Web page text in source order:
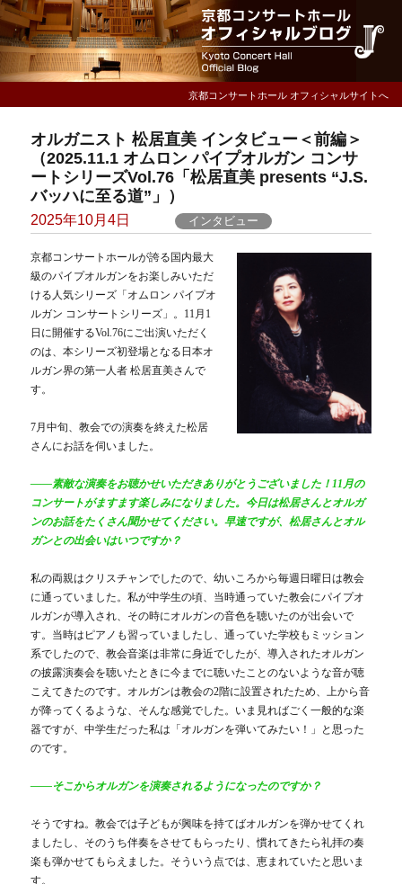
京都コンサートホール オフィシャルサイトへ
オルガニスト 松居直美 インタビュー＜前編＞
（2025.11.1 オムロン パイプオルガン コンサ
ートシリーズVol.76「松居直美 presents “J.S.
バッハに至る道”」）
Posted
2025年10月4日 インタビュー
京都コンサートホールが誇る国内最大
級のパイプオルガンをお楽しみいただ
ける人気シリーズ「オムロン パイプオ
ルガン コンサートシリーズ」。 11月1
日に開催するVol.76にご出演いただく
のは、本シリーズ初登場となる日本オ
ルガン界の第一人者 松居直美さんで
す。
7月中旬、教会での演奏を終えた松居
さんにお話を伺いました。
――素敵な演奏をお聴かせいただきありがとうございました！11月の
コンサートがますます楽しみになりました。今日は松居さんとオルガ
ンのお話をたくさん聞かせてください。早速ですが、松居さんとオル
ガンとの出会いはいつですか？
私の両親はクリスチャンでしたので、幼いころから毎週日曜日は教会
に通っていました。私が中学生の頃、当時通っていた教会にパイプオ
ルガンが導入され、その時にオルガンの音色を聴いたのが出会いで
す。当時はピアノも習っていましたし、通っていた学校もミッション
系でしたので、教会音楽は非常に身近でしたが、導入されたオルガン
の披露演奏会を聴いたときに今までに聴いたことのないような音が聴
こえてきたのです。オルガンは教会の2階に設置されたため、上から音
が降ってくるような、そんな感覚でした。いま見ればごく一般的な楽
器ですが、中学生だった私は「オルガンを弾いてみたい！」と思った
のです。
――そこからオルガンを演奏されるようになったのですか？
そうですね。教会では子どもが興味を持てばオルガンを弾かせてくれ
ましたし、そのうち伴奏をさせてもらったり、慣れてきたら礼拝の奏
楽も弾かせてもらえました。そういう点では、恵まれていたと思いま
す。